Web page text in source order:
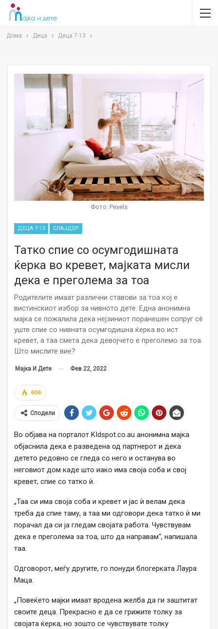
Дома Деца Деца 7-13
Фото: Pexels
ДЕЦА 7-13 СЛАЈДЕР
Татко спие со осумгодишната
ќерка во кревет, мајката мисли
дека е преголема за тоа
Родителите имаат различни ставови за тоа кој е
вистинскиот избор за нивното дете. Една анонимна
мајка се пожалила дека нејзиниот поранешен сопруг сè
уште спие со нивната осумгодишна ќерка во ист
кревет, а таа смета дека девојчето е преголемо за тоа.
Што мислите вие?
Мајка И Дете Фев 22, 2022
606
Сподели
Во објава на порталот KIdspot.co.au анонимна мајка
објаснила дека е разведена од партнерот и дека
детето редовно се гледа со него и останува во
неговиот дом каде што иако има своја соба и свој
кревет, спие со татко ѝ.
„Таа си има своја соба и кревет и јас ѝ велам дека
треба да спие таму, а таа ми одговори дека татко ѝ ми
порачал да си ја гледам својата работа. Чувствувам
дека е преголема за тоа, што да направам“, напишала
таа.
Одговорот, меѓу другите, го понуди блогерката Лаура
Маца.
„Повеќето мајки имаат вродена желба да ги заштитат
своите деца. Прекрасно е да се грижите толку за
својата ќерка, но зошто се чувствувате толку